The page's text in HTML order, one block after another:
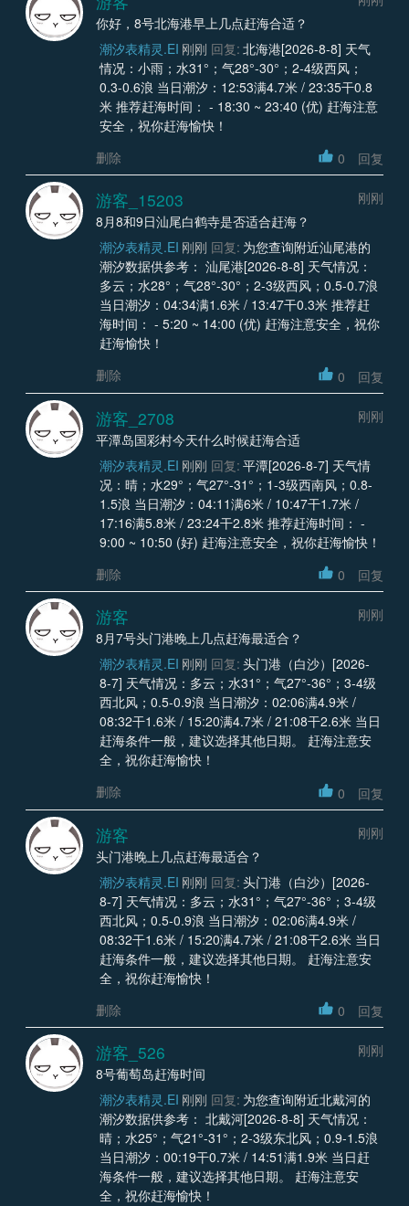
你好，8号北海港早上几点赶海合适？
潮汐表精灵.EI 刚刚 回复: 北海港[2026-8-8] 天气
情况：小雨；水31°；气28°-30°；2-4级西风；
0.3-0.6浪 当日潮汐：12:53满4.7米 / 23:35干0.8
米 推荐赶海时间： - 18:30 ~ 23:40 (优) 赶海注意
安全，祝你赶海愉快！
删除
0 回复
游客_15203
刚刚
8月8和9日汕尾白鹤寺是否适合赶海？
潮汐表精灵.EI 刚刚 回复: 为您查询附近汕尾港的
潮汐数据供参考： 汕尾港[2026-8-8] 天气情况：
多云；水28°；气28°-30°；2-3级西风；0.5-0.7浪
当日潮汐：04:34满1.6米 / 13:47干0.3米 推荐赶
海时间： - 5:20 ~ 14:00 (优) 赶海注意安全，祝你
赶海愉快！
删除
0 回复
游客_2708
刚刚
平潭岛国彩村今天什么时候赶海合适
潮汐表精灵.EI 刚刚 回复: 平潭[2026-8-7] 天气情
况：晴；水29°；气27°-31°；1-3级西南风；0.8-
1.5浪 当日潮汐：04:11满6米 / 10:47干1.7米 /
17:16满5.8米 / 23:24干2.8米 推荐赶海时间： -
9:00 ~ 10:50 (好) 赶海注意安全，祝你赶海愉快！
删除
0 回复
游客
刚刚
8月7号头门港晚上几点赶海最适合？
潮汐表精灵.EI 刚刚 回复: 头门港（白沙）[2026-
8-7] 天气情况：多云；水31°；气27°-36°；3-4级
西北风；0.5-0.9浪 当日潮汐：02:06满4.9米 /
08:32干1.6米 / 15:20满4.7米 / 21:08干2.6米 当日
赶海条件一般，建议选择其他日期。 赶海注意安
全，祝你赶海愉快！
删除
0 回复
游客
刚刚
头门港晚上几点赶海最适合？
潮汐表精灵.EI 刚刚 回复: 头门港（白沙）[2026-
8-7] 天气情况：多云；水31°；气27°-36°；3-4级
西北风；0.5-0.9浪 当日潮汐：02:06满4.9米 /
08:32干1.6米 / 15:20满4.7米 / 21:08干2.6米 当日
赶海条件一般，建议选择其他日期。 赶海注意安
全，祝你赶海愉快！
删除
0 回复
游客_526
刚刚
8号葡萄岛赶海时间
潮汐表精灵.EI 刚刚 回复: 为您查询附近北戴河的
潮汐数据供参考： 北戴河[2026-8-8] 天气情况：
晴；水25°；气21°-31°；2-3级东北风；0.9-1.5浪
当日潮汐：00:19干0.7米 / 14:51满1.9米 当日赶
海条件一般，建议选择其他日期。 赶海注意安
全，祝你赶海愉快！